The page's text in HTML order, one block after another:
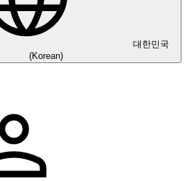
대한민국
(Korean)